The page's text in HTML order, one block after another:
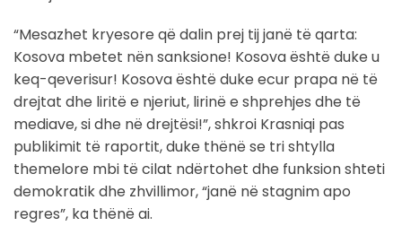
“Mesazhet kryesore që dalin prej tij janë të qarta:
Kosova mbetet nën sanksione! Kosova është duke u
keq-qeverisur! Kosova është duke ecur prapa në të
drejtat dhe liritë e njeriut, lirinë e shprehjes dhe të
mediave, si dhe në drejtësi!”, shkroi Krasniqi pas
publikimit të raportit, duke thënë se tri shtylla
themelore mbi të cilat ndërtohet dhe funksion shteti
demokratik dhe zhvillimor, “janë në stagnim apo
regres”, ka thënë ai.